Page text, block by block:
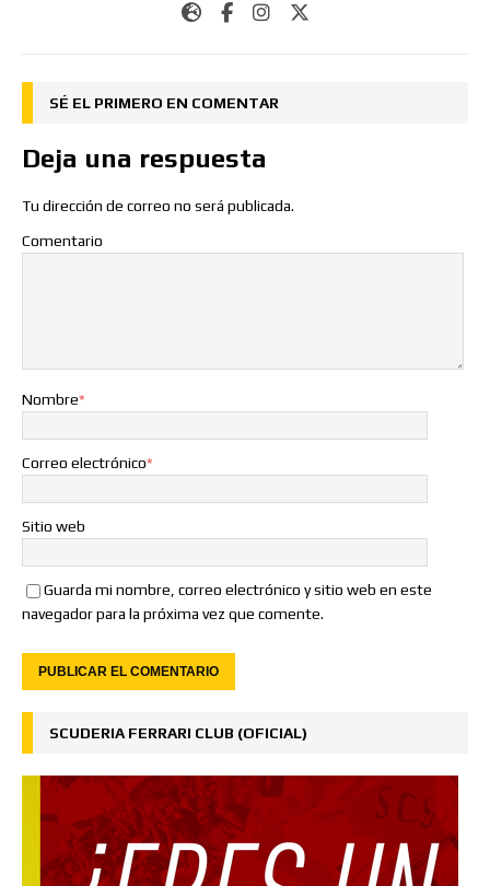
SÉ EL PRIMERO EN COMENTAR
Deja una respuesta
Tu dirección de correo no será publicada.
Comentario
Nombre*
Correo electrónico*
Sitio web
Guarda mi nombre, correo electrónico y sitio web en este
navegador para la próxima vez que comente.
SCUDERIA FERRARI CLUB (OFICIAL)